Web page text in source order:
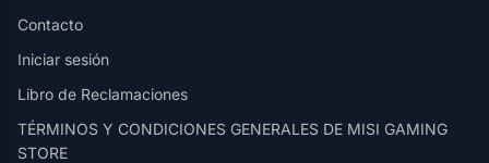
Contacto
Iniciar sesión
Libro de Reclamaciones
TÉRMINOS Y CONDICIONES GENERALES DE MISI GAMING
STORE